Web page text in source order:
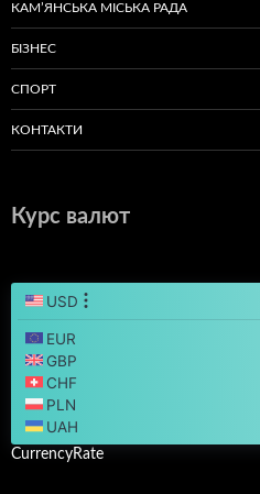
КАМ’ЯНСЬКА МІСЬКА РАДА
БІЗНЕС
СПОРТ
КОНТАКТИ
Курс валют
CurrencyRate